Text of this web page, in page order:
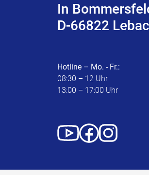
In
D-66822
Hotline – Mo. - Fr.:
08:30 – 12 Uhr
13:00 – 17:00 Uhr